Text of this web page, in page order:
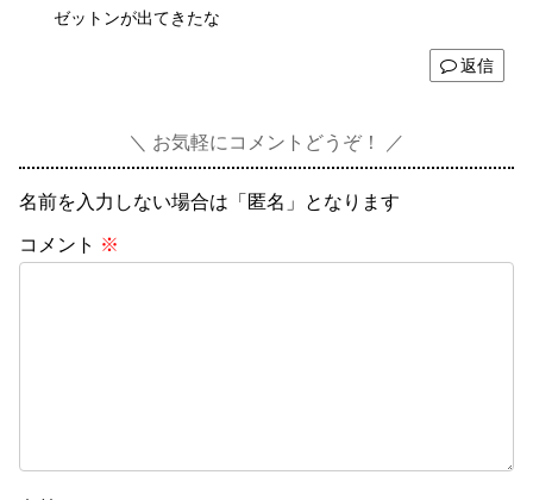
ゼットンが出てきたな
返信
お気軽にコメントどうぞ！
名前を入力しない場合は「匿名」となります
コメント ※